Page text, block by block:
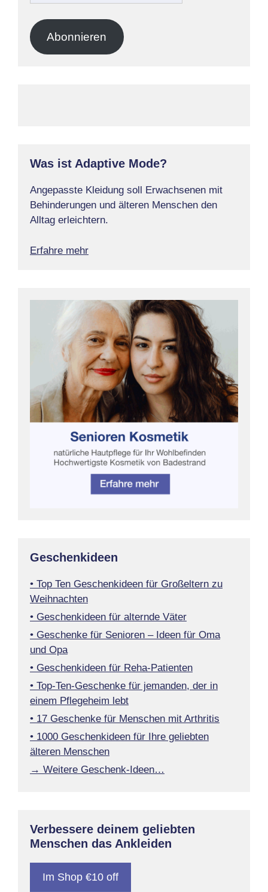
Adresse
Abonnieren
Was ist Adaptive Mode?
Angepasste Kleidung soll Erwachsenen mit
Behinderungen und älteren Menschen den
Alltag erleichtern.
Erfahre mehr
Geschenkideen
• Top Ten Geschenkideen für Großeltern zu
Weihnachten
• Geschenkideen für alternde Väter
• Geschenke für Senioren – Ideen für Oma
und Opa
• Geschenkideen für Reha-Patienten
• Top-Ten-Geschenke für jemanden, der in
einem Pflegeheim lebt
• 17 Geschenke für Menschen mit Arthritis
• 1000 Geschenkideen für Ihre geliebten
älteren Menschen
→ Weitere Geschenk-Ideen…
Verbessere deinem geliebten
Menschen das Ankleiden
Im Shop €10 off